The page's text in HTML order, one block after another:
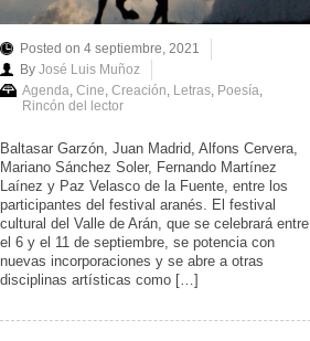
Posted on 4 septiembre, 2021
By José Luis Muñoz
Agenda Cine Creación Letras Poesía
Rincón del lector
Baltasar Garzón, Juan Madrid, Alfons Cervera,
Mariano Sánchez Soler, Fernando Martínez
Laínez y Paz Velasco de la Fuente, entre los
participantes del festival aranés. El festival
cultural del Valle de Arán, que se celebrará entre
el 6 y el 11 de septiembre, se potencia con
nuevas incorporaciones y se abre a otras
disciplinas artísticas como […]